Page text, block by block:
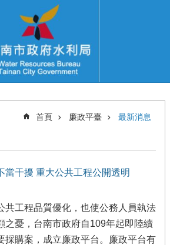
首頁 廉政平臺 最新消息
當干擾 重大公共工程公開透明
共工程品質優化，也使公務人員執法
之憂，台南市政府自109年起即陸續
採購案，成立廉政平台。廉政平台有